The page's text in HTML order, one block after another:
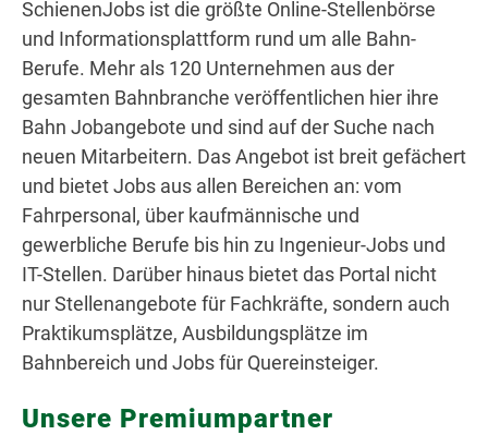
SchienenJobs ist die größte Online-Stellenbörse
und Informationsplattform rund um alle Bahn-
Berufe. Mehr als 120 Unternehmen aus der
gesamten Bahnbranche veröffentlichen hier ihre
Bahn Jobangebote und sind auf der Suche nach
neuen Mitarbeitern. Das Angebot ist breit gefächert
und bietet Jobs aus allen Bereichen an: vom
Fahrpersonal, über kaufmännische und
gewerbliche Berufe bis hin zu Ingenieur-Jobs und
IT-Stellen. Darüber hinaus bietet das Portal nicht
nur Stellenangebote für Fachkräfte, sondern auch
Praktikumsplätze, Ausbildungsplätze im
Bahnbereich und Jobs für Quereinsteiger.
Unsere Premiumpartner